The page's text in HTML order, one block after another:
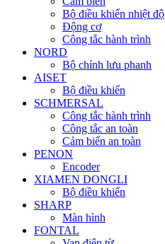
Bộ điều khiển nhiệt độ
Động cơ
Công tắc hành trình
NORD
Bộ chỉnh lưu phanh
AISET
Bộ điều khiển
SCHMERSAL
Công tắc hành trình
Công tắc an toàn
Cảm biến an toàn
PENON
Encoder
XIAMEN DONGLI
Bộ điều khiển
SHARP
Màn hình
FONTAL